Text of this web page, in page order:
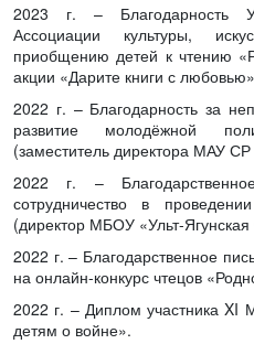
2023 г. – Благодарность
Ассоциации культуры,
приобщению детей к чтению
акции «Дарите книги с
2022 г. – Благодарность за
развитие молодёжной
(заместитель директора МАУ
2022 г. –
сотрудничество в
(директор МБОУ «Ульт-
2022 г. – Благодарственное
на онлайн-конкурс чтецов
2022 г. – Диплом участника XI
детям о войне».